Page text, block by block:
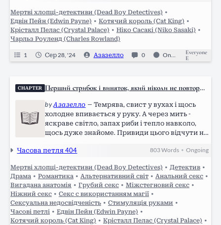
Мертві хлопці-детективи (Dead Boy Detectives) •
Едвін Пейн (Edwin Payne) • Котячий король (Cat King) •
Крісталл Пелас (Crystal Palace) • Ніко Сасакі (Niko Sasaki) •
Чарльз Роуленд (Charles Rowland)
1 Сер 28, '24 Азазелло 0 Ongoing
Everyone
E
CHAPTER Перший стрибок і виняток, який ніколи не повтори
ться
byАзазелло — Темрява, свист у вухах і щось
холодне впивається у руку. А через мить -
яскраве світло, запах риби і тепло навколо,
щось дуже знайоме. Привиди цього відчути не
цьому безглуздому хаосі: - Дипломатія... Це ж
Часова петля 404 803Words •Ongoing
Мертві хлопці-детективи (Dead Boy Detectives) • Детектив •
Драма • Романтика • Альтернативний світ • Анальний секс •
Вигадана анатомія • Грубий секс • Міжстегновий секс •
Ніжний секс • Секс с використанням магії •
Сексуальна недосвідченість • Стимуляція руками •
Часові петлі • Едвін Пейн (Edwin Payne) •
Котячий король (Cat King) • Крісталл Пелас (Crystal Palace) •